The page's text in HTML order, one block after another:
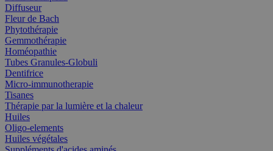
Diffuseur
Fleur de Bach
Phytothérapie
Gemmothérapie
Homéopathie
Tubes Granules-Globuli
Dentifrice
Micro-immunotherapie
Tisanes
Thérapie par la lumière et la chaleur
Huiles
Oligo-elements
Huiles végétales